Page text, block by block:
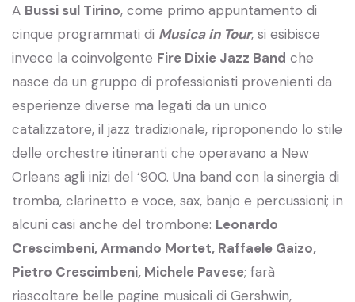
A Bussi sul Tirino, come primo appuntamento di
cinque programmati di Musica in Tour, si esibisce
invece la coinvolgente Fire Dixie Jazz Band che
nasce da un gruppo di professionisti provenienti da
esperienze diverse ma legati da un unico
catalizzatore, il jazz tradizionale, riproponendo lo stile
delle orchestre itineranti che operavano a New
Orleans agli inizi del ‘900. Una band con la sinergia di
tromba, clarinetto e voce, sax, banjo e percussioni; in
alcuni casi anche del trombone: Leonardo
Crescimbeni, Armando Mortet, Raffaele Gaizo,
Pietro Crescimbeni, Michele Pavese; farà
riascoltare belle pagine musicali di Gershwin,